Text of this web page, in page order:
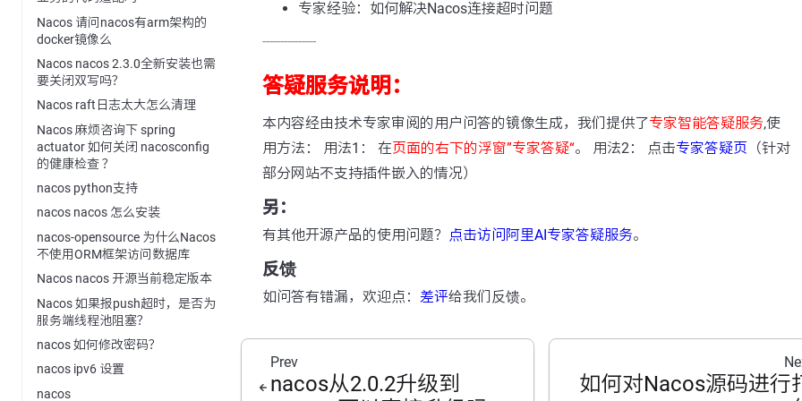
Nacos 请问nacos有arm架构的
docker镜像么
Nacos nacos 2.3.0全新安装也需
要关闭双写吗？
Nacos raft日志太大怎么清理
Nacos 麻烦咨询下 spring
actuator 如何关闭 nacosconfig
的健康检查 ？
nacos python支持
nacos nacos 怎么安装
nacos-opensource 为什么Nacos
不使用ORM框架访问数据库
Nacos nacos 开源当前稳定版本
Nacos 如果报push超时，是否为
服务端线程池阻塞？
nacos 如何修改密码？
nacos ipv6 设置
nacos
专家经验：如何解决Nacos连接超时问题
---------------
答疑服务说明：
本内容经由技术专家审阅的用户问答的镜像生成，我们提供了专家智能答疑服务,使
用方法： 用法1： 在页面的右下的浮窗”专家答疑“。 用法2： 点击专家答疑页 （针对
部分网站不支持插件嵌入的情况）
另：
有其他开源产品的使用问题？ 点击访问阿里AI专家答疑服务。
反馈
如问答有错漏，欢迎点： 差评给我们反馈。
Prev
nacos从2.0.2升级到
如何对Nacos源码进行